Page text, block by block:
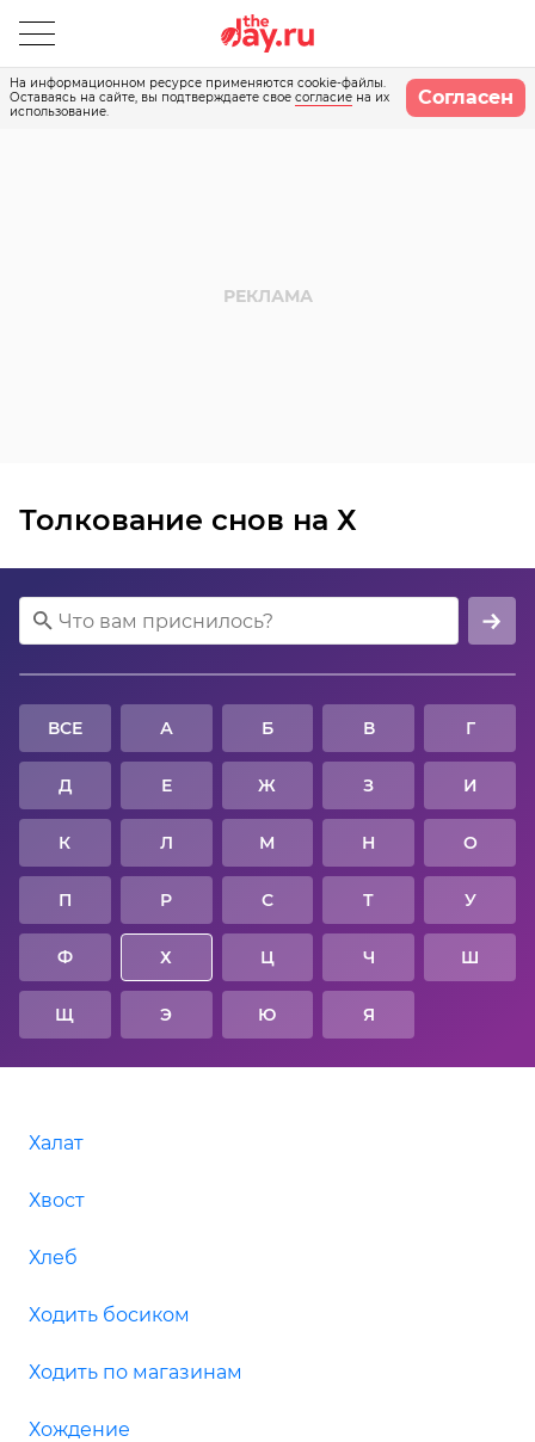
На информационном ресурсе применяются cookie-файлы.
Оставаясь на сайте, вы подтверждаете свое согласие на их
использование.
Согласен
Толкование снов на Х
ВСЕ А Б В Г
Д Е Ж З И
К Л М Н О
П Р С Т У
Ф Х Ц Ч Ш
Щ Э Ю Я
Халат
Хвост
Хлеб
Ходить босиком
Ходить по магазинам
Хождение